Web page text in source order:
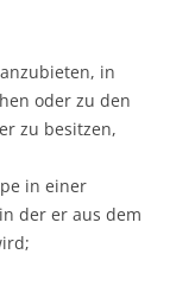
in
oder zu den
zu besitzen,
in einer
der er aus dem